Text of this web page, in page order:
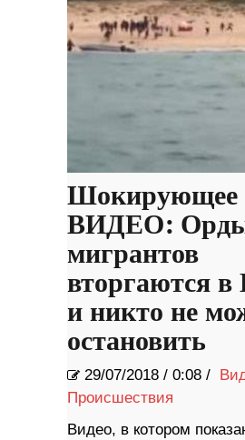
Шокирующее
ВИДЕО:
мигрантов
вторгаются в
и никто не
остановить
29/07/2018 / 0:08 /
Происшествия
Видео, в котором